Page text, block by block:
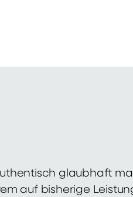
glaubhaft
auf bisherige